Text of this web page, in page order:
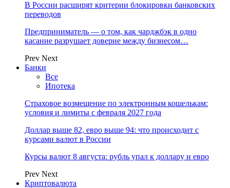
В России расширят критерии блокировки банковских
переводов
Предприниматель — о том, как чарджбэк в одно
касание разрушает доверие между бизнесом…
Prev Next
Банки
Все
Ипотека
Страховое возмещение по электронным кошелькам:
условия и лимиты с февраля 2027 года
Доллар выше 82, евро выше 94: что происходит с
курсами валют в России
Курсы валют 8 августа: рубль упал к доллару и евро
Prev Next
Криптовалюта